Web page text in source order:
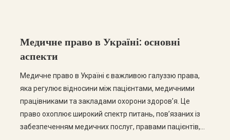
Медичне право в Україні: основні
аспекти
Медичне право в Україні є важливою галуззю права,
яка регулює відносини між пацієнтами, медичними
працівниками та закладами охорони здоров’я. Це
право охоплює широкий спектр питань, пов’язаних із
забезпеченням медичних послуг, правами пацієнтів,